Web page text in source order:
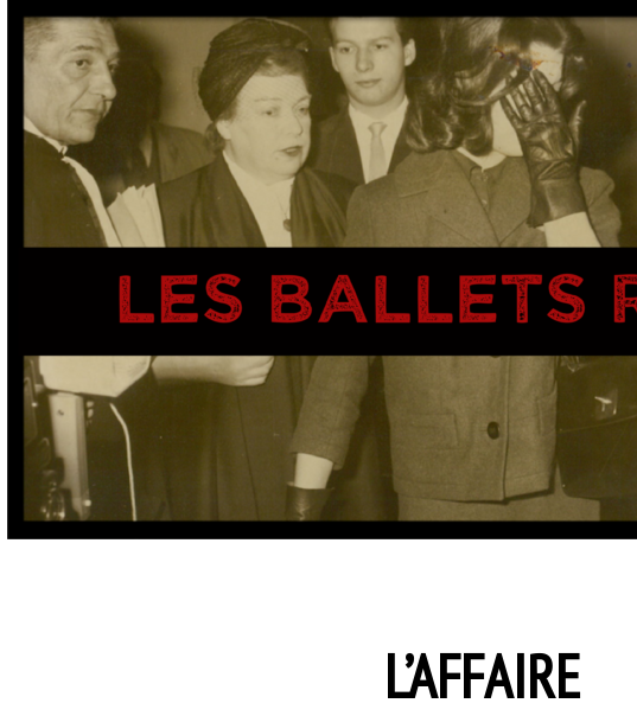
L’AFFAIRE